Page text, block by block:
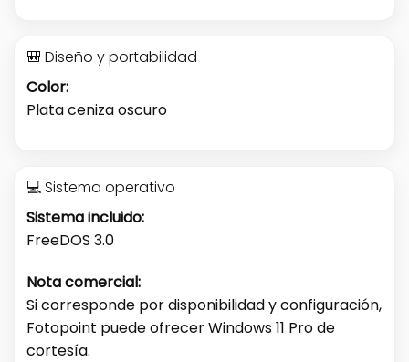
🎒 Diseño y portabilidad
Color:
Plata ceniza oscuro
💻 Sistema operativo
Sistema incluido:
FreeDOS 3.0
Nota comercial:
Si corresponde por disponibilidad y configuración,
Fotopoint puede ofrecer Windows 11 Pro de
cortesía.